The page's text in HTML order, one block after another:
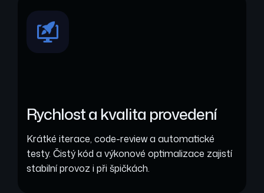
Rychlost a kvalita provedení
Krátké iterace, code-review a automatické
testy. Čistý kód a výkonové optimalizace zajistí
stabilní provoz i při špičkách.